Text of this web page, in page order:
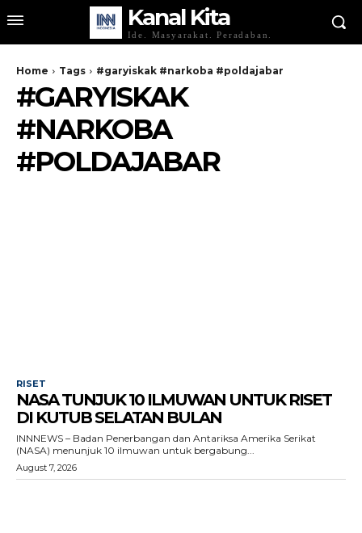
Kanal Kita
Ide. Masyarakat. Peradaban.
Home Tags #garyiskak #narkoba #poldajabar
#GARYISKAK
#NARKOBA
#POLDAJABAR
RISET
NASA TUNJUK 10 ILMUWAN UNTUK RISET
DI KUTUB SELATAN BULAN
INNNEWS – Badan Penerbangan dan Antariksa Amerika Serikat
(NASA) menunjuk 10 ilmuwan untuk bergabung...
August 7, 2026